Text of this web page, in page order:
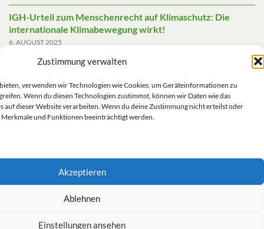
Zustimmung verwalten
verwenden wir Technologien wie Cookies, um Geräteinformationen zu
Wenn du diesen Technologien zustimmst, können wir Daten wie das
auf dieser Website verarbeiten. Wenn du deine Zustimmung nicht erteilst oder
und Funktionen beeinträchtigt werden.
Akzeptieren
Ablehnen
Einstellungen ansehen
IGH-Urteil zum Menschenrecht auf Klimaschutz: Die
internationale Klimabewegung wirkt!
6. AUGUST 2025
Friedensgutachten 2025
Die AfD mit mehr Demokratie wegregieren
14. MAI 2025
Impressum/Datenschutz
Kontakt/Impressum/Haftungsausschluss/Datenschutz